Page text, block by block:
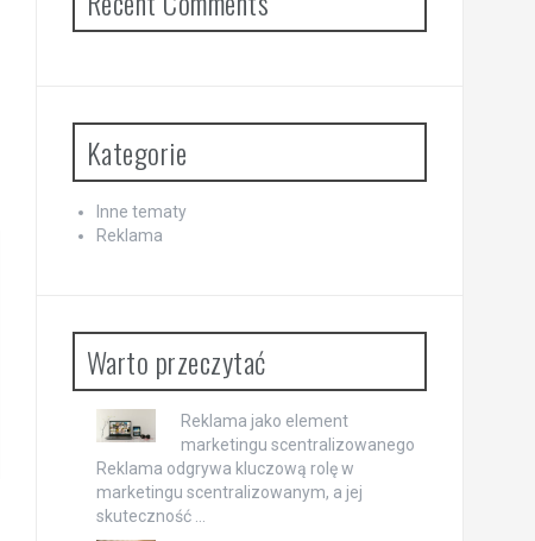
Kategorie
Inne tematy
Reklama
Warto przeczytać
Reklama jako element
marketingu scentralizowanego
Reklama odgrywa kluczową rolę w
marketingu scentralizowanym, a jej
skuteczność …